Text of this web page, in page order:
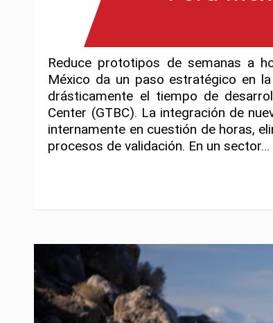
Reduce prototipos de semanas a
México da un paso estratégico en
drásticamente el tiempo de
Center (GTBC). La integración de
internamente en cuestión de horas,
procesos de validación. En un sector…